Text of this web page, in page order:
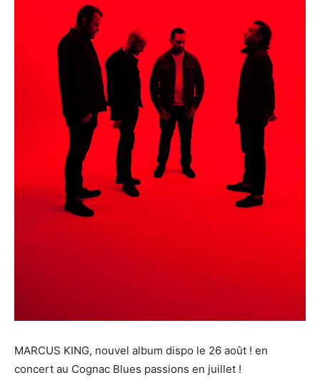
MARCUS KING, nouvel album dispo le 26 août ! en
concert au Cognac Blues passions en juillet !